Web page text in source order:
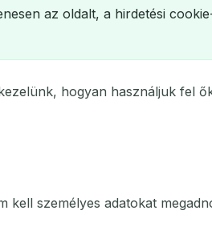
az oldalt, a hirdetési
hogyan használjuk fel
személyes adatokat